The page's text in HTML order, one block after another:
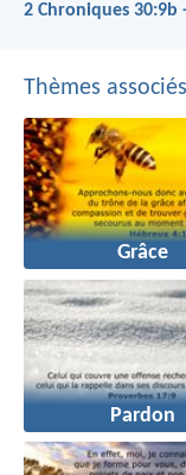
2 Chroniques 30:9b
Thèmes associés
Grâce
Pardon